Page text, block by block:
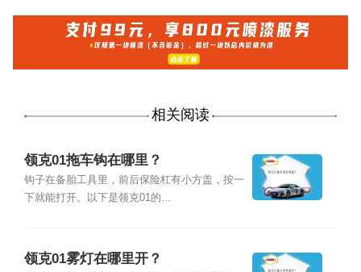
相关阅读
领克01拖车钩在哪里？
钩子在备胎工具里，前后保险杠有小方盖，按一
下就能打开。以下是领克01的...
领克01雾灯在哪里开？